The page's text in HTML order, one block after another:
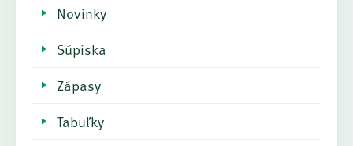
Novinky
Súpiska
Zápasy
Tabuľky